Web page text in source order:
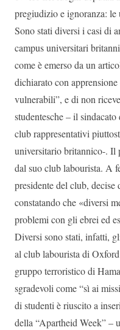
pregiudizio e ignoranza: le
Sono stati diversi i casi di
campus universitari
come è emerso da un
dichiarato con
vulnerabili”, e di non
studentesche – il
club rappresentativi
universitario britannico-. Il
dal suo club labourista. A
presidente del club,
constatando che «diversi
problemi con gli ebrei ed
Diversi sono stati, infatti,
al club labourista di
gruppo terroristico di
sgradevoli come “sì ai
di studenti è riuscito a
della “Apartheid Week” –